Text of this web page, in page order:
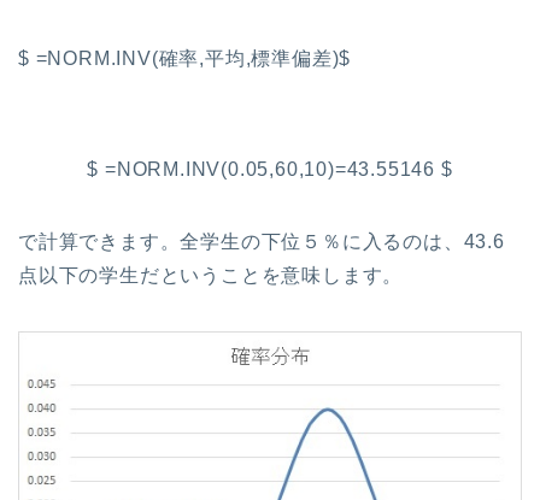
$ =NORM.INV(確率,平均,標準偏差)$
$ =NORM.INV(0.05,60,10)=43.55146 $
で計算できます。全学生の下位５％に入るのは、43.6
点以下の学生だということを意味します。